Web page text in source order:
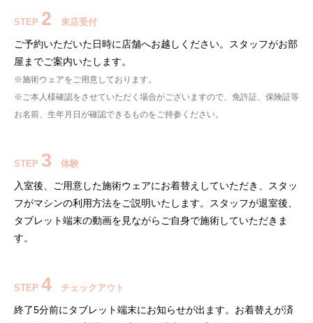
STEP 2 来店受付
ご予約いただいた日時に店舗へお越しください。スタッフがお部
屋までご案内いたします。
※施術ウェアをご用意しております。
※ご本人様確認をさせていただく場合がございますので、免許証、保険証等
お名前、生年月日が確認できるものをご持参ください。
STEP 3 体験
入室後、ご用意した施術ウェアにお着替えしていただき、スタッ
フがマシンの利用方法をご説明いたします。スタッフが退室後、
タブレット端末の動画を見ながらご自身で施術していただきま
す。
STEP 4 チェックアウト
終了5分前にタブレット端末にお知らせが出ます。お着替えが済